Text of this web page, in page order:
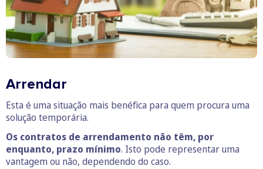
Arrendar
Esta é uma situação mais benéfica para quem procura uma
solução temporária.
Os contratos de arrendamento não têm, por
enquanto, prazo mínimo. Isto pode representar uma
vantagem ou não, dependendo do caso.